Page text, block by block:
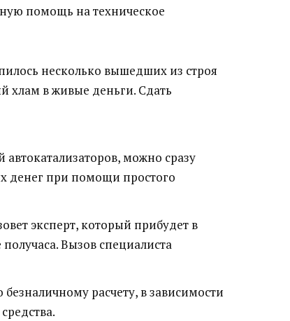
помощь на техническое
несколько вышедших из строя
хлам в живые деньги. Сдать
можно сразу
денег при помощи простого
эксперт, который прибудет в
Вызов специалиста
расчету, в зависимости